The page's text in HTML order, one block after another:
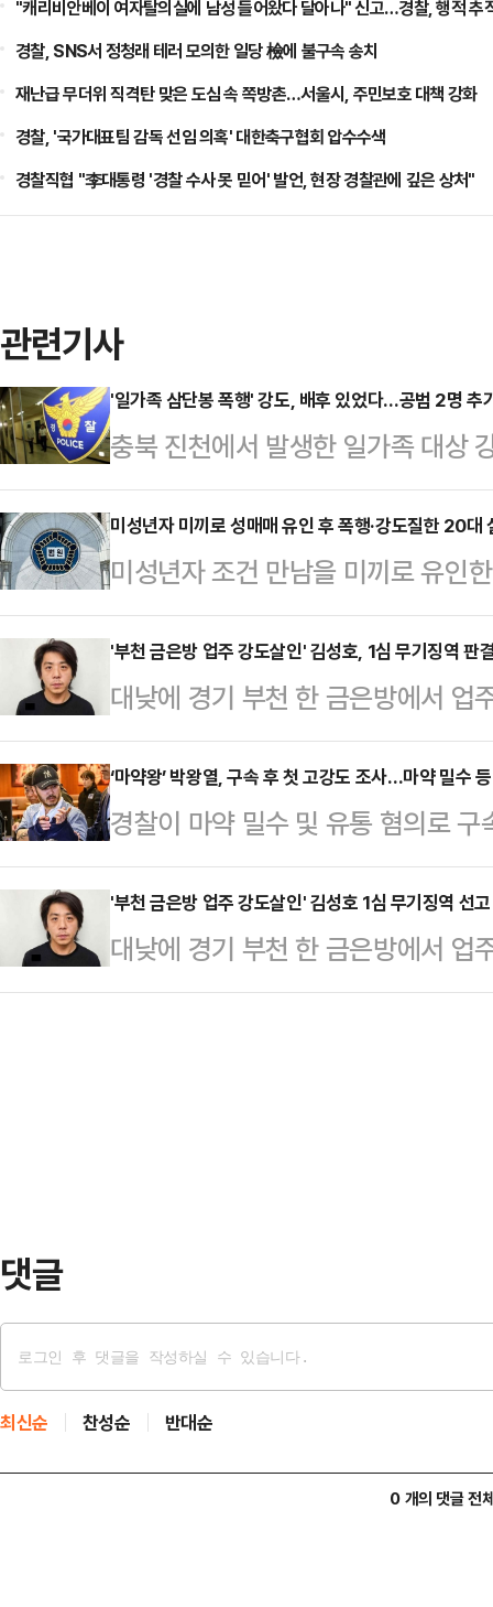
"캐리비안베이 여자탈의실에 남성 들어왔다 달아나" 신고…경찰, 행적 추
경찰, SNS서 정청래 테러 모의한 일당 檢에 불구속 송치
재난급 무더위 직격탄 맞은 도심 속 쪽방촌…서울시, 주민보호 대책 강화
경찰, '국가대표팀 감독 선임 의혹' 대한축구협회 압수수색
경찰직협 "李대통령 '경찰 수사 못 믿어' 발언, 현장 경찰관에 깊은 상처"
관련기사
'일가족 삼단봉 폭행' 강도, 배후 있었다…공범 2명 추
충북 진천에서 발생한 일가족 대상
공범 2명이 추가로 붙잡혔다.29일
남 아산과 강원 춘천에서 특수강
체포했다. 이들은 지난 3월 진천의
앞서 범행을 함께 계획한 혐의를
가정집에 침입해 일가족 4명을 삼
뒤 금고 비밀번호를 요구했다. 그러
서 일당…
미성년자 미끼로 성매매 유인 후 폭행·강도질한 20대
미성년자 조건 만남을 미끼로 유인
법원이 실형과 징역형 집행유예를
형사11부(재판장 박동규)는 특수
에게 징역 3년6개월을, 공범인 B
각각 선고했다.A씨와 B씨, 그리고
해 9월 채팅앱 등에 여고생이 성매
남성을 모텔로 꾀어낸 후 협박해 금
을 본 한 남성이…
'부천 금은방 업주 강도살인' 김성호, 1심 무기징역 판
대낮에 경기 부천 한 금은방에서 업
1심에서 무기징역을 선고받은 김
알려졌다.31일 법조계에 따르면 김
김성호는 "1심 양형이 무거워 부당
다.앞서 인천지방법원 부천지원 형
도살인과 강도예비 혐의로 구속 기
성호는 지난 1월15일 낮 12시7분
성 업주 A씨를 흉…
‘마약왕’ 박왕열, 구속 후 첫 고강도 조사…마약 밀수
경찰이 마약 밀수 및 유통 혐의로
후부터 고강도 조사를 이어갈 예정
의 특별수사팀은 지난 27일 박왕열
어, 28일 오후 진행되는 조사에서
히는 데 수사력을 집중할 계획이다.
'부천 금은방 업주 강도살인' 김성호 1심 무기징역 선고
대낮에 경기 부천 한 금은방에서 업
(43)에게 법원이 무기징역을 선고
댓글
최신순 찬성순 반대순
0 개의 댓글 전